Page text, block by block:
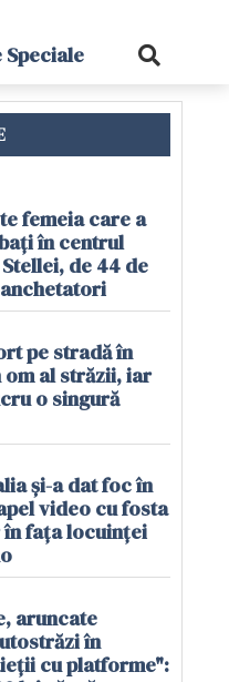
femeia care a
în centrul
de 44 de
pe stradă în
om al străzii, iar
o singură
și-a dat foc în
video cu fosta
în fața locuinței
aruncate
în
cu platforme":